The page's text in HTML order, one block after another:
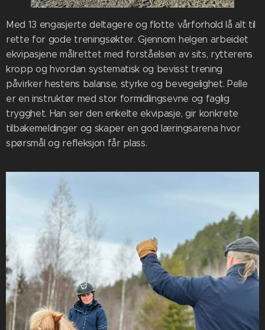
Med 13 engasjerte deltagere og flotte vårforhold lå alt til
rette for gode treningsøkter. Gjennom helgen arbeidet
ekvipasjene målrettet med forståelsen av sits, rytterens
kropp og hvordan systematisk og bevisst trening
påvirker hestens balanse, styrke og bevegelighet. Pelle
er en instruktør med stor formidlingsevne og faglig
trygghet. Han ser den enkelte ekvipasje, gir konkrete
tilbakemeldinger og skaper en god læringsarena hvor
spørsmål og refleksjon får plass.